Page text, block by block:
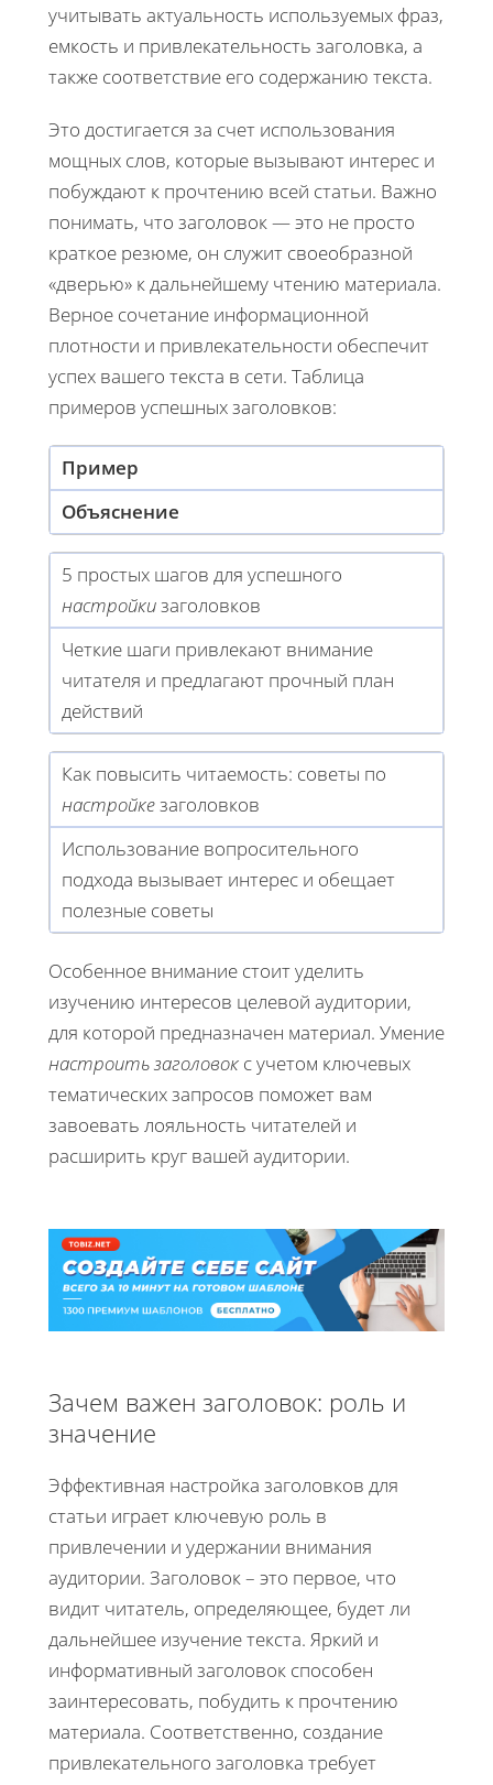
учитывать актуальность используемых фраз,
емкость и привлекательность заголовка, а
также соответствие его содержанию текста.
Это достигается за счет использования
мощных слов, которые вызывают интерес и
побуждают к прочтению всей статьи. Важно
понимать, что заголовок — это не просто
краткое резюме, он служит своеобразной
«дверью» к дальнейшему чтению материала.
Верное сочетание информационной
плотности и привлекательности обеспечит
успех вашего текста в сети. Таблица
примеров успешных заголовков:
Пример
Объяснение
5 простых шагов для успешного
настройкизаголовков
Четкие шаги привлекают внимание
читателя и предлагают прочный план
действий
Как повысить читаемость: советы по
настройкезаголовков
Использование вопросительного
подхода вызывает интерес и обещает
полезные советы
Особенное внимание стоит уделить
изучению интересов целевой аудитории,
для которой предназначен материал. Умение
настроить заголовок с учетом ключевых
тематических запросов поможет вам
завоевать лояльность читателей и
расширить круг вашей аудитории.
Зачем важен заголовок: роль и
значение
Эффективная настройка заголовков для
статьи играет ключевую роль в
привлечении и удержании внимания
аудитории. Заголовок – это первое, что
видит читатель, определяющее, будет ли
дальнейшее изучение текста. Яркий и
информативный заголовок способен
заинтересовать, побудить к прочтению
материала. Соответственно, создание
привлекательного заголовка требует